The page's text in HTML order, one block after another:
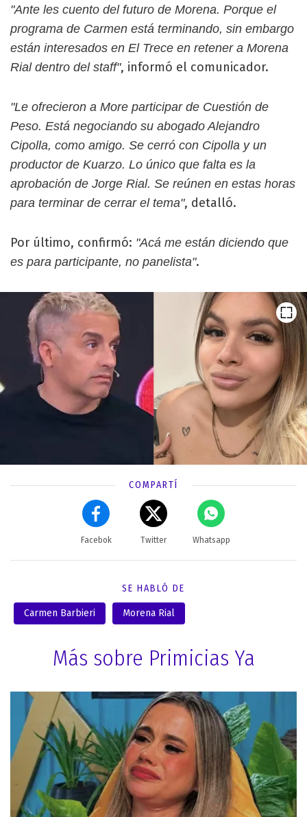
"Ante les cuento del futuro de Morena. Porque el
programa de Carmen está terminando, sin embargo
están interesados en El Trece en retener a Morena
Rial dentro del staff", informó el comunicador.
"Le ofrecieron a More participar de Cuestión de
Peso. Está negociando su abogado Alejandro
Cipolla, como amigo. Se cerró con Cipolla y un
productor de Kuarzo. Lo único que falta es la
aprobación de Jorge Rial. Se reúnen en estas horas
para terminar de cerrar el tema", detalló.
Por último, confirmó: "Acá me están diciendo que
es para participante, no panelista".
COMPARTÍ
Facebok Twitter Whatsapp
SE HABLÓ DE
Carmen Barbieri Morena Rial
Más sobre Primicias Ya